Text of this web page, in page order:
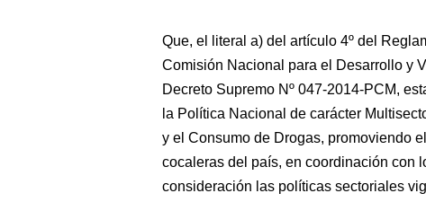
Que, el literal a) del artículo 4º del
Comisión Nacional para el Desarrollo y
Decreto Supremo Nº 047-2014-PCM,
la Política Nacional de carácter
y el Consumo de Drogas, promoviendo
cocaleras del país, en coordinación con
consideración las políticas sectoriales